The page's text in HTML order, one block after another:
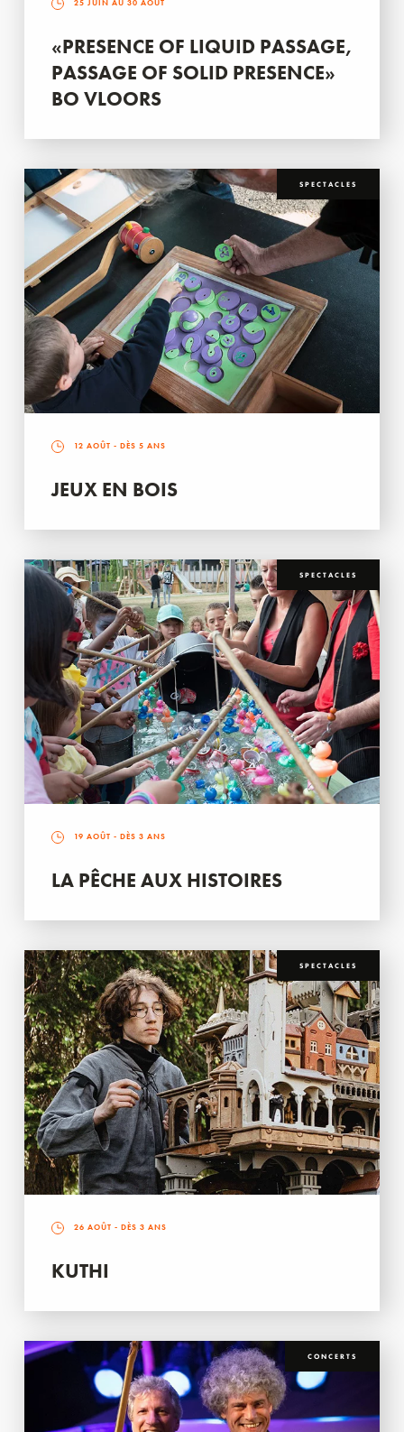
25 JUIN AU 30 AOÛT
«PRESENCE OF LIQUID PASSAGE,
PASSAGE OF SOLID PRESENCE»
BO VLOORS
SPECTACLES
12 AOÛT - DÈS 5 ANS
JEUX EN BOIS
SPECTACLES
19 AOÛT - DÈS 3 ANS
LA PÊCHE AUX HISTOIRES
SPECTACLES
26 AOÛT - DÈS 3 ANS
KUTHI
CONCERTS